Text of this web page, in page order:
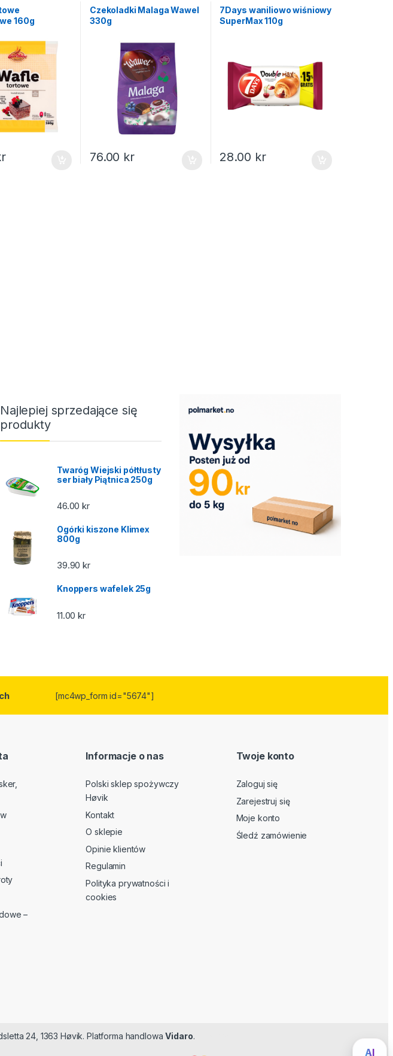
160g
Czekoladki Malaga Wawel
330g
76.00 kr
7Days waniliowo wiśniowy
SuperMax 110g
28.00 kr
Najlepiej sprzedające się
produkty
Twaróg Wiejski półtłusty
ser biały Piątnica 250g
46.00kr
Ogórki kiszone Klimex
800g
39.90kr
Knoppers wafelek 25g
11.00kr
[mc4wp_form id="5674"]
–
Informacje o nas
Polski sklep spożywczy
Høvik
Kontakt
O sklepie
Opinie klientów
Regulamin
Polityka prywatności i
cookies
Twoje konto
Zaloguj się
Zarejestruj się
Moje konto
Śledź zamówienie
24, 1363 Høvik. Platforma handlowaVidaro.
AI